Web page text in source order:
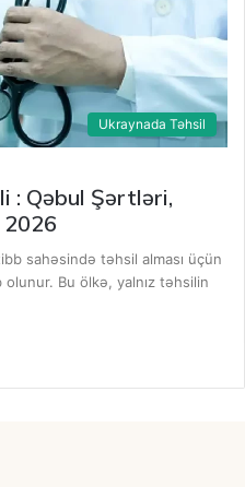
Ukraynada Təhsil
: Qəbul Şərtləri,
sahəsində təhsil alması üçün
Bu ölkə, yalnız təhsilin